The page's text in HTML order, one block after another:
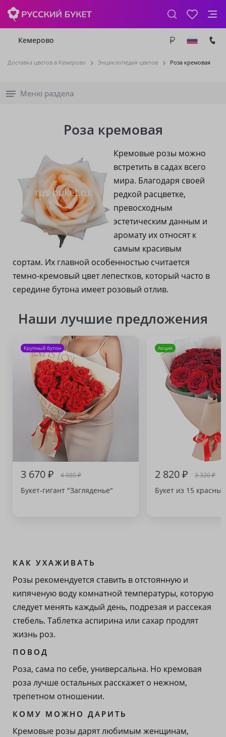
Кемерово
Доставка цветов в Кемерово Энциклопедия цветов Роза кремовая
Меню раздела
Роза кремовая
Кремовые розы можно
встретить в садах всего
мира. Благодаря своей
редкой расцветке,
превосходным
эстетическим данным и
аромату их относят к
самым красивым
сортам. Их главной особенностью считается
темно-кремовый цвет лепестков, который часто в
середине бутона имеет розовый отлив.
Наши лучшие предложения
Крупный бутон
3 670 ₽ 4 080 ₽
Букет-гигант "Загляденье"
Акция
2 820 ₽ 3 320 ₽
Букет из 15
КАК УХАЖИВАТЬ
Розы рекомендуется ставить в отстоянную и
кипяченую воду комнатной температуры, которую
следует менять каждый день, подрезая и рассекая
стебель. Таблетка аспирина или сахар продлят
жизнь роз.
ПОВОД
Роза, сама по себе, универсальна. Но кремовая
роза лучше остальных расскажет о нежном,
трепетном отношении.
КОМУ МОЖНО ДАРИТЬ
Кремовые розы дарят любимым женщинам,